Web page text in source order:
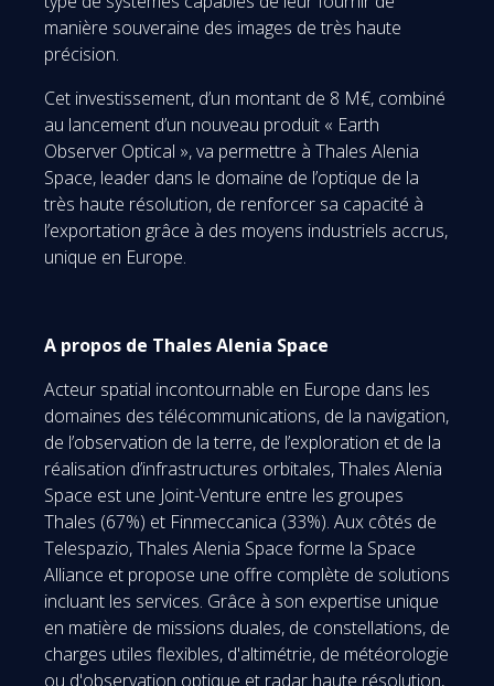
manière souveraine des images de très haute
précision.
Cet investissement, d’un montant de 8 M€, combiné
au lancement d’un nouveau produit « Earth
Observer Optical », va permettre à Thales Alenia
Space, leader dans le domaine de l’optique de la
très haute résolution, de renforcer sa capacité à
l’exportation grâce à des moyens industriels accrus,
unique en Europe.
A propos de Thales Alenia Space
Acteur spatial incontournable en Europe dans les
domaines des télécommunications, de la navigation,
de l’observation de la terre, de l’exploration et de la
réalisation d’infrastructures orbitales, Thales Alenia
Space est une Joint-Venture entre les groupes
Thales (67%) et Finmeccanica (33%). Aux côtés de
Telespazio, Thales Alenia Space forme la Space
Alliance et propose une offre complète de solutions
incluant les services. Grâce à son expertise unique
en matière de missions duales, de constellations, de
charges utiles flexibles, d'altimétrie, de météorologie
ou d'observation optique et radar haute résolution,